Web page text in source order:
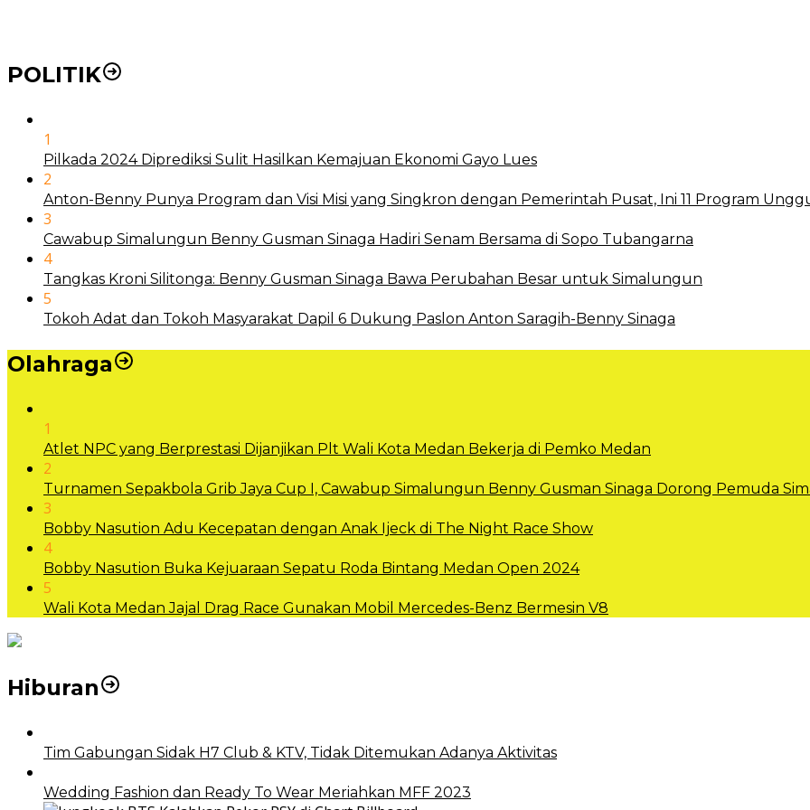
POLITIK
1
Pilkada 2024 Diprediksi Sulit Hasilkan Kemajuan Ekonomi Gayo Lues
2
Anton-Benny Punya Program dan Visi Misi yang Singkron dengan Pemerintah Pusat, Ini 11 Program
3
Cawabup Simalungun Benny Gusman Sinaga Hadiri Senam Bersama di Sopo Tubangarna
4
Tangkas Kroni Silitonga: Benny Gusman Sinaga Bawa Perubahan Besar untuk Simalungun
5
Tokoh Adat dan Tokoh Masyarakat Dapil 6 Dukung Paslon Anton Saragih-Benny Sinaga
Olahraga
1
Atlet NPC yang Berprestasi Dijanjikan Plt Wali Kota Medan Bekerja di Pemko Medan
2
Turnamen Sepakbola Grib Jaya Cup I, Cawabup Simalungun Benny Gusman Sinaga Dorong Pemuda
3
Bobby Nasution Adu Kecepatan dengan Anak Ijeck di The Night Race Show
4
Bobby Nasution Buka Kejuaraan Sepatu Roda Bintang Medan Open 2024
5
Wali Kota Medan Jajal Drag Race Gunakan Mobil Mercedes-Benz Bermesin V8
Hiburan
Tim Gabungan Sidak H7 Club & KTV, Tidak Ditemukan Adanya Aktivitas
Wedding Fashion dan Ready To Wear Meriahkan MFF 2023